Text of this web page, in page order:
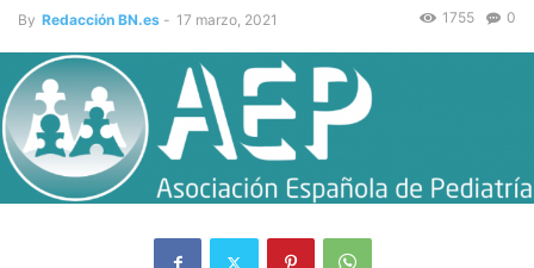
By Redacción BN.es - 17 marzo, 2021 0
1755